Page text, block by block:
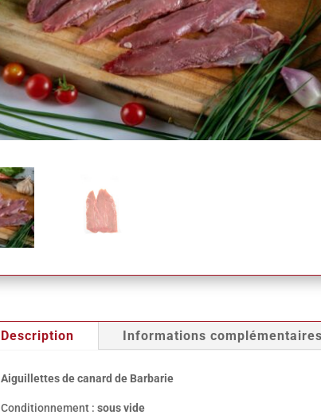
Description Informations complémentaires
Aiguillettes de canard de Barbarie
Conditionnement : sous vide